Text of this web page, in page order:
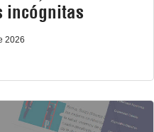
incógnitas
2026